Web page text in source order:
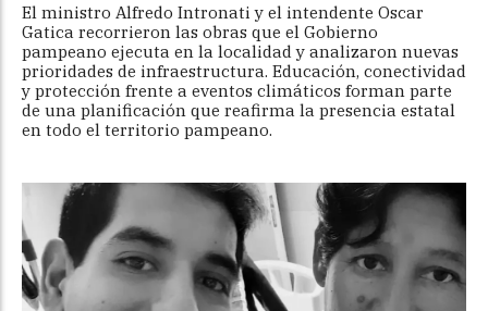
El ministro Alfredo Intronati y el intendente Oscar
Gatica recorrieron las obras que el Gobierno
pampeano ejecuta en la localidad y analizaron nuevas
prioridades de infraestructura. Educación, conectividad
y protección frente a eventos climáticos forman parte
de una planificación que reafirma la presencia estatal
en todo el territorio pampeano.